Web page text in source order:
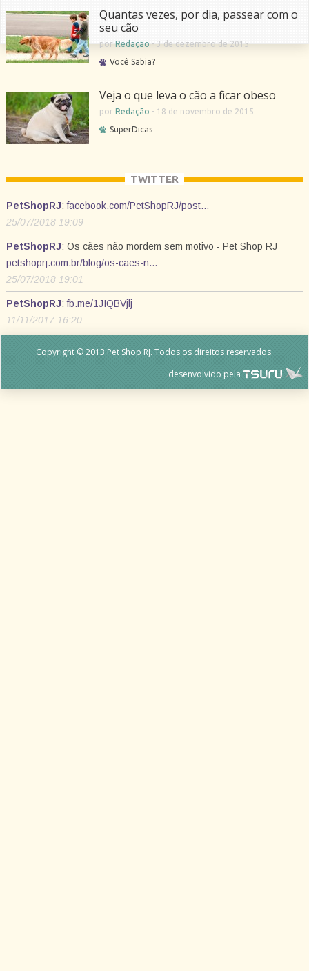
Quantas vezes, por dia, passear com o
seu cão
porRedação-3 de dezembro de 2015
Você Sabia?
Veja o que leva o cão a ficar obeso
por Redação - 18 de novembro de 2015
SuperDicas
TWITTER
PetShopRJ:facebook.com/PetShopRJ/post…
25/07/2018 19:09
PetShopRJ: Os cães não mordem sem motivo - Pet Shop RJ
petshoprj.com.br/blog/os-caes-n…
25/07/2018 19:01
PetShopRJ:fb.me/1JIQBVjlj
11/11/2017 16:20
Copyright © 2013 Pet Shop RJ. Todos os direitos reservados.
desenvolvido pela